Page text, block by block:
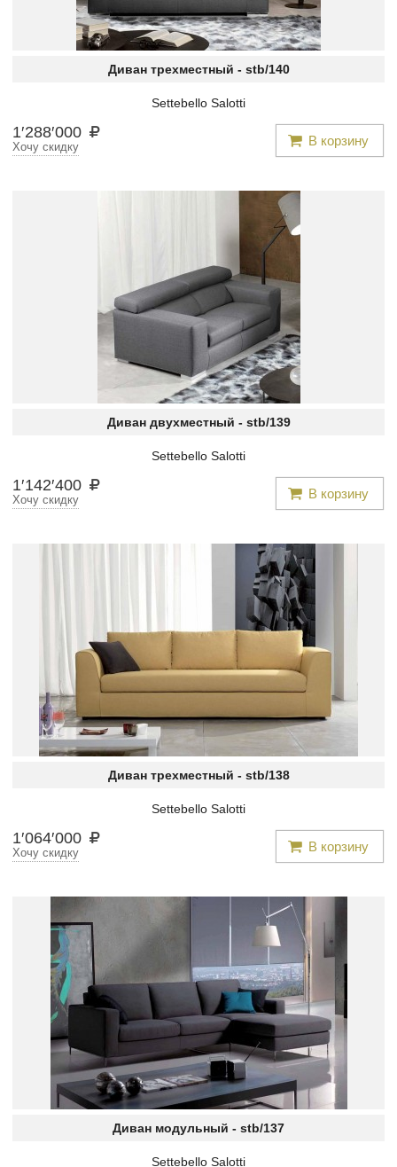
Диван трехместный - stb/140
Settebello Salotti
1′288′000 В корзину
Хочу скидку
Диван двухместный - stb/139
Settebello Salotti
1′142′400 В корзину
Хочу скидку
Диван трехместный - stb/138
Settebello Salotti
1′064′000 В корзину
Хочу скидку
Диван модульный - stb/137
Settebello Salotti